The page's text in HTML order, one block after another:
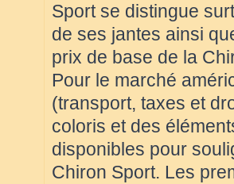
Sport se distingue
de ses jantes ainsi
prix de base de la
Pour le marché
(transport, taxes et
coloris et des
disponibles pour
Chiron Sport. Les